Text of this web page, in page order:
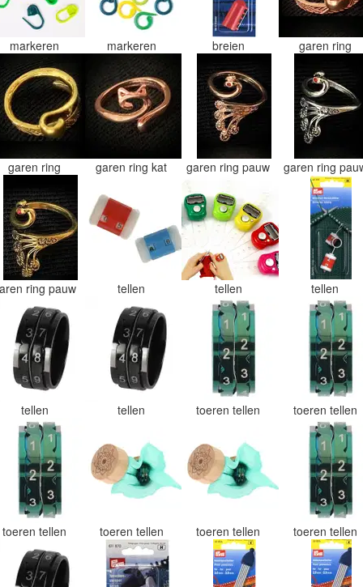
markeren markeren breien garen ring
garen ring garen ring kat garen ring pauw garen ring
ring pauw tellen tellen tellen
tellen tellen toeren tellen toeren tellen
toeren tellen toeren tellen toeren tellen toeren tellen